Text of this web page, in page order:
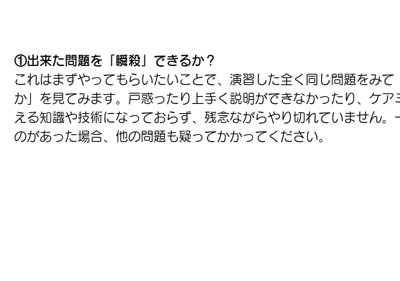
①出来た問題を「瞬殺」できるか？
これはまずやってもらいたいことで、演習した全く同じ問題をみて
か」を見てみます。戸惑ったり上手く説明ができなかったり、ケア
える知識や技術になっておらず、残念ながらやり切れていません。
のがあった場合、他の問題も疑ってかかってください。